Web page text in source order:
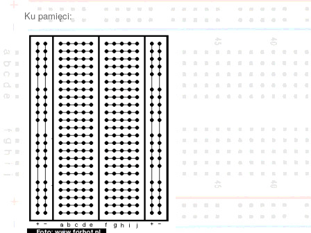
Ku pamięci: